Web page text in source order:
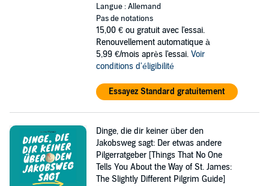
Langue : Allemand
Pas de notations
15,00 € ou gratuit avec l'essai.
Renouvellement automatique à
5,99 €/mois après l'essai. Voir
conditions d'éligibilité
Essayez Standard gratuitement
Dinge, die dir keiner über den
Jakobsweg sagt: Der etwas andere
Pilgerratgeber [Things That No One
Tells You About the Way of St. James:
The Slightly Different Pilgrim Guide]